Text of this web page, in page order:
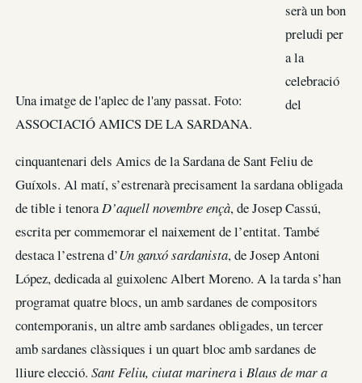
Una imatge de l'aplec de l'any passat. Foto:
ASSOCIACIÓ AMICS DE LA SARDANA.
serà un bon
preludi per
a la
celebració
del
cinquantenari dels Amics de la Sardana de Sant Feliu de
Guíxols. Al matí, s’estrenarà precisament la sardana obligada
de tible i tenoraD’aquell novembre ençà, de Josep Cassú,
escrita per commemorar el naixement de l’entitat. També
destaca l’estrena d’Un ganxó sardanista, de Josep Antoni
López, dedicada al guixolenc Albert Moreno. A la tarda s’han
programat quatre blocs, un amb sardanes de compositors
contemporanis, un altre amb sardanes obligades, un tercer
amb sardanes clàssiques i un quart bloc amb sardanes de
lliure elecció. Sant Feliu, ciutat marinerai Blaus de mar a